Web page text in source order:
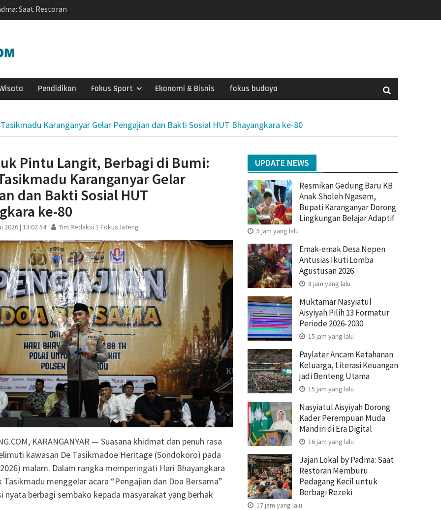
Saat Restoran
Kecil untuk
22 Tangki Air
Wonosegoro
Setengah Karung
Justice
Golkar Sragen
Bahlil Lahadalia
Baru KB Anak Sholeh
Dorong
Adaptif
Nepen Antusias Ikuti
2026
Aisyiyah Pilih 13
2026-2030
Keluarga,
jadi Benteng Utama
Dorong Kader
Mandiri di Era Digital
Pendidikan Fokus Sport Ekonomi & Bisnis fokus budaya
Karanganyar Gelar Pengajian dan Bakti Sosial HUT Bhayangkara ke-80
Pintu Langit, Berbagi di Bumi:
Karanganyar Gelar
dan Bakti Sosial HUT
ke-80
2026 | 13:02 54 Tim Redaksi 1 FokusJateng
KARANGANYAR — Suasana khidmat dan penuh rasa
kawasan De Tasikmadoe Heritage (Sondokoro) pada
malam. Dalam rangka memperingati Hari Bhayangkara
Tasikmadu menggelar acara “Pengajian dan Doa Bersama”
nyata berbagi sembako kepada masyarakat yang berhak
UPDATE NEWS
Resmikan Gedung Baru KB
Anak Sholeh Ngasem,
Bupati Karanganyar Dorong
Lingkungan Belajar Adaptif
5 jam yang lalu
Emak-emak Desa Nepen
Antusias Ikuti Lomba
Agustusan 2026
8 jam yang lalu
Muktamar Nasyiatul
Aisyiyah Pilih 13 Formatur
Periode 2026-2030
15 jam yang lalu
Paylater Ancam Ketahanan
Keluarga, Literasi Keuangan
jadi Benteng Utama
15 jam yang lalu
Nasyiatul Aisyiyah Dorong
Kader Perempuan Muda
Mandiri di Era Digital
16 jam yang lalu
Jajan Lokal by Padma: Saat
Restoran Memburu
Pedagang Kecil untuk
Berbagi Rezeki
17 jam yang lalu